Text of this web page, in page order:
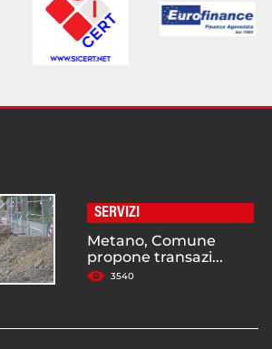
SERVIZI
Metano, Comune
propone transazi...
3540